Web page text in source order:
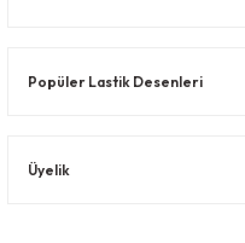
Popüler Lastik Desenleri
Üyelik